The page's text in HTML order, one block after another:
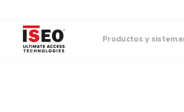
Productos y